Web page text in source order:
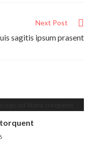
Next Post
sagitis ipsum prasent